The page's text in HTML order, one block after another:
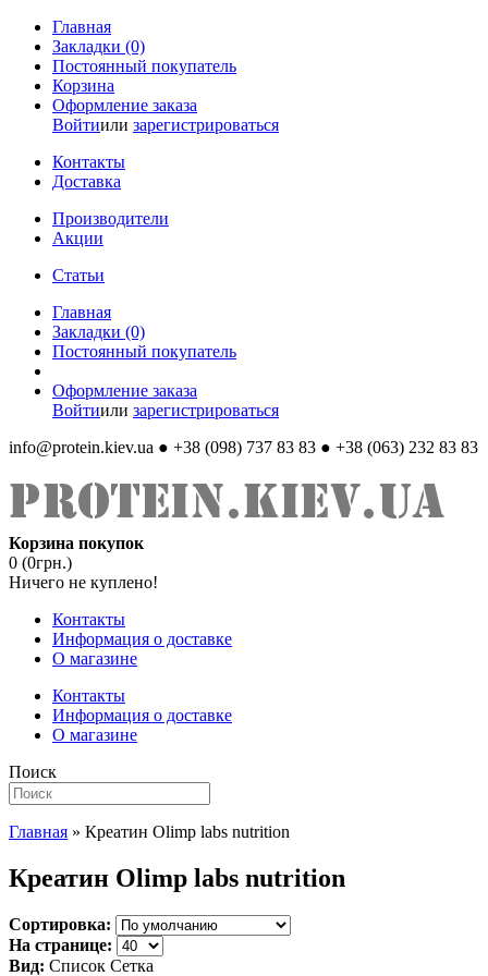
Главная
Закладки (0)
Постоянный покупатель
Корзина
Оформление заказа
Войтиили зарегистрироваться
Контакты
Доставка
Производители
Акции
Статьи
Главная
Закладки (0)
Постоянный покупатель
Оформление заказа
Войтиили зарегистрироваться
info@protein.kiev.ua ● +38 (098) 737 83 83 ● +38 (063) 232 83 83
Корзина покупок
0 (0грн.)
Ничего не куплено!
Контакты
Информация о доставке
О магазине
Контакты
Информация о доставке
О магазине
Поиск
Главная » Креатин Olimp labs nutrition
Креатин Olimp labs nutrition
Сортировка:
На странице:
Вид: Список Сетка